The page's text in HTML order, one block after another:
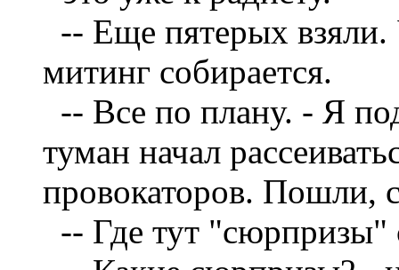
-- Еще пятерых взяли.
митинг собирается.
-- Все по плану. - Я
туман начал
провокаторов. Пошли,
-- Где тут "сюрпризы"